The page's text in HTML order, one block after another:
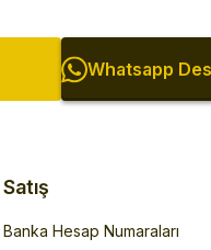
Whatsapp
Satış
Banka Hesap Numaraları